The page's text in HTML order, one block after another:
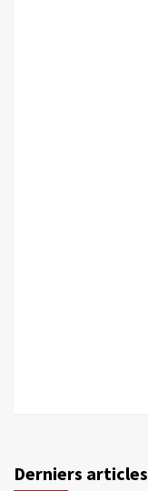
Derniers articles